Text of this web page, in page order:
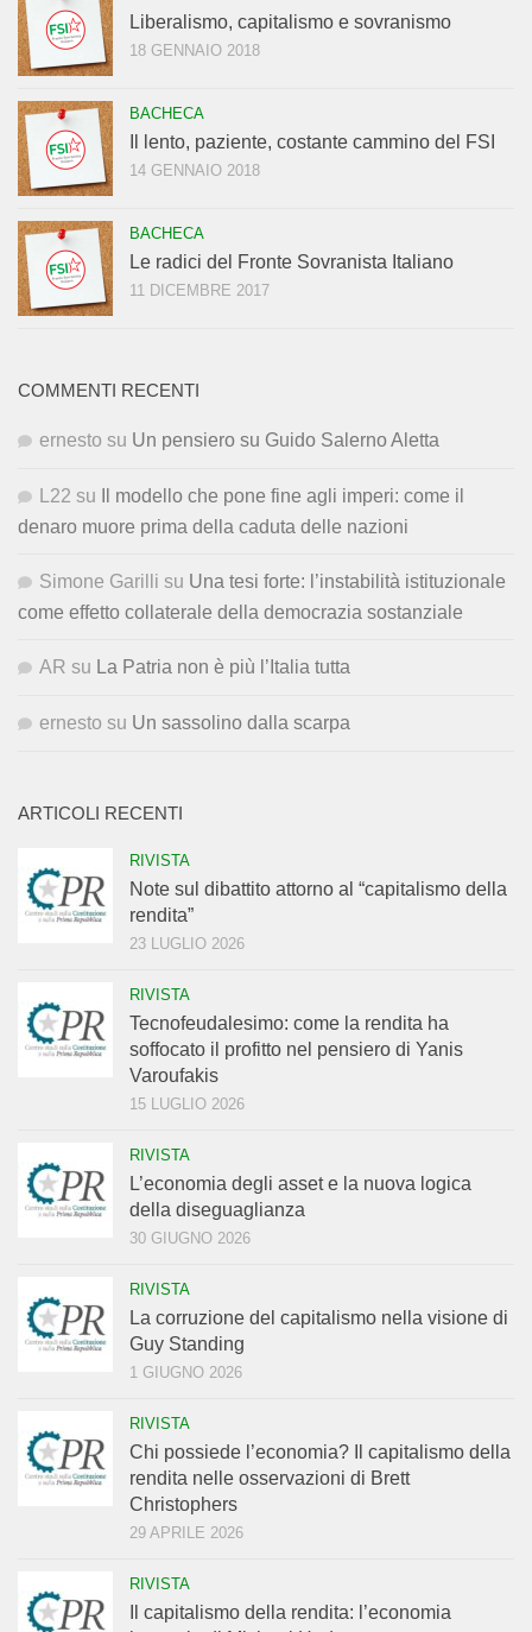
Liberalismo, capitalismo e sovranismo
18 GENNAIO 2018
BACHECA
Il lento, paziente, costante cammino del FSI
14 GENNAIO 2018
BACHECA
Le radici del Fronte Sovranista Italiano
11 DICEMBRE 2017
COMMENTI RECENTI
ernesto su Un pensiero su Guido Salerno Aletta
L22 su
Il modello che pone fine agli imperi: come il
denaro muore prima della caduta delle nazioni
Simone Garilli su Una tesi forte: l’instabilità istituzionale
come effetto collaterale della democrazia sostanziale
AR su La Patria non è più l’Italia tutta
ernesto su Un sassolino dalla scarpa
ARTICOLI RECENTI
RIVISTA
Note sul dibattito attorno al “capitalismo della
rendita”
23 LUGLIO 2026
RIVISTA
Tecnofeudalesimo: come la rendita ha
soffocato il profitto nel pensiero di Yanis
Varoufakis
15 LUGLIO 2026
RIVISTA
L’economia degli asset e la nuova logica
della diseguaglianza
30 GIUGNO 2026
RIVISTA
La corruzione del capitalismo nella visione di
Guy Standing
1 GIUGNO 2026
RIVISTA
Chi possiede l’economia? Il capitalismo della
rendita nelle osservazioni di Brett
Christophers
29 APRILE 2026
RIVISTA
Il capitalismo della rendita: l’economia